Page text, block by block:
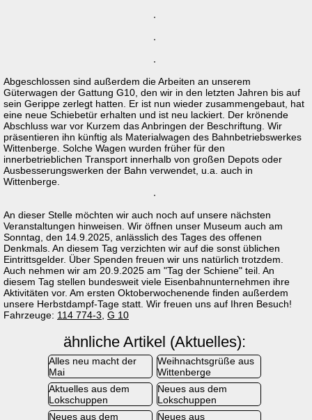
Abgeschlossen sind außerdem die Arbeiten an unserem
Güterwagen der Gattung G10, den wir in den letzten Jahren bis auf
sein Gerippe zerlegt hatten. Er ist nun wieder zusammengebaut, hat
eine neue Schiebetür erhalten und ist neu lackiert. Der krönende
Abschluss war vor Kurzem das Anbringen der Beschriftung. Wir
präsentieren ihn künftig als Materialwagen des Bahnbetriebswerkes
Wittenberge. Solche Wagen wurden früher für den
innerbetrieblichen Transport innerhalb von großen Depots oder
Ausbesserungswerken der Bahn verwendet, u.a. auch in
Wittenberge.
An dieser Stelle möchten wir auch noch auf unsere nächsten
Veranstaltungen hinweisen. Wir öffnen unser Museum auch am
Sonntag, den 14.9.2025, anlässlich des Tages des offenen
Denkmals. An diesem Tag verzichten wir auf die sonst üblichen
Eintrittsgelder. Über Spenden freuen wir uns natürlich trotzdem.
Auch nehmen wir am 20.9.2025 am "Tag der Schiene" teil. An
diesem Tag stellen bundesweit viele Eisenbahnunternehmen ihre
Aktivitäten vor. Am ersten Oktoberwochenende finden außerdem
unsere Herbstdampf-Tage statt. Wir freuen uns auf Ihren Besuch!
Fahrzeuge: 114 774-3 G 10
ähnliche Artikel (Aktuelles):
Alles neu macht der
Mai
Weihnachtsgrüße aus
Wittenberge
Aktuelles aus dem
Lokschuppen
Neues aus dem
Lokschuppen
Neues aus dem
Neues aus